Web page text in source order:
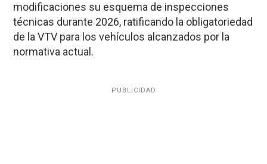
modificaciones su esquema de inspecciones
técnicas durante 2026, ratificando la obligatoriedad
de la VTV para los vehículos alcanzados por la
normativa actual.
PUBLICIDAD